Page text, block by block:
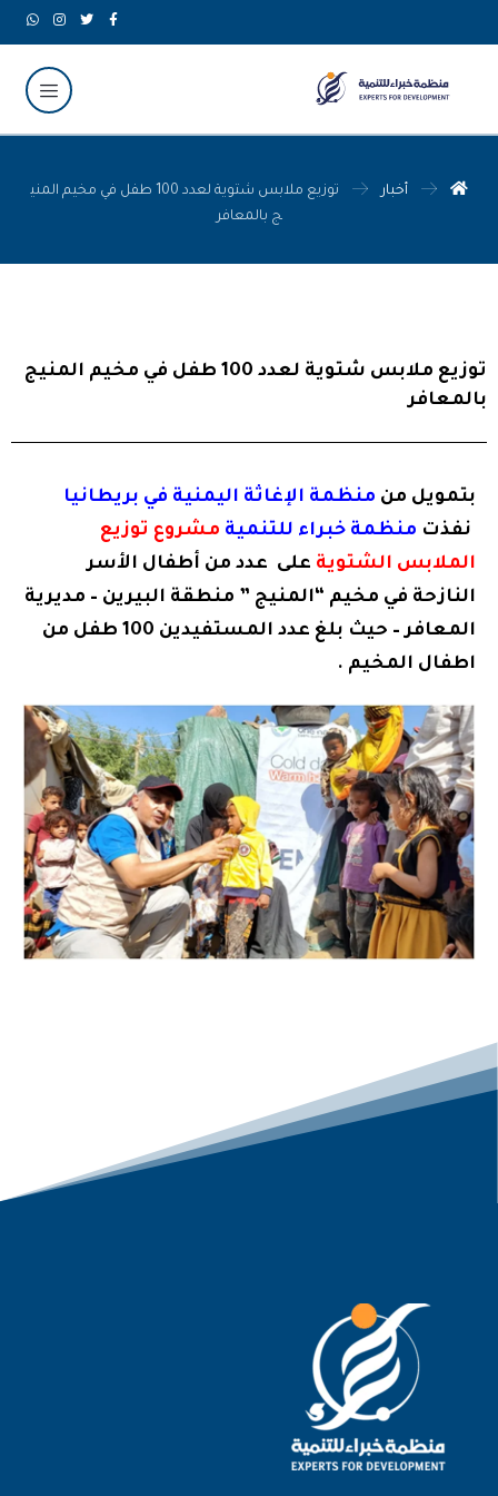
أخبار
توزيع ملابس شتوية لعدد 100 طفل في مخيم المني
ج بالمعافر
توزيع ملابس شتوية لعدد 100 طفل في مخيم المنيج
بالمعافر
بتمويل من منظمة الإغاثة اليمنية في بريطانيا
نفذت منظمة خبراء للتنمية مشروع توزيع
الملابس الشتوية على عدد من أطفال الأسر
النازحة في مخيم “المنيج ” منطقة البيرين – مديرية
المعافر – حيث بلغ عدد المستفيدين 100 طفل من
اطفال المخيم .